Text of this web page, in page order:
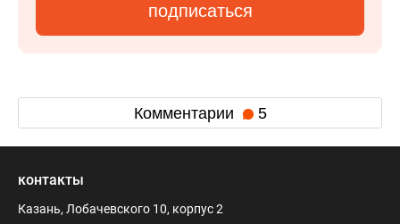
подписаться
Комментарии 5
контакты
Казань, Лобачевского 10, корпус 2